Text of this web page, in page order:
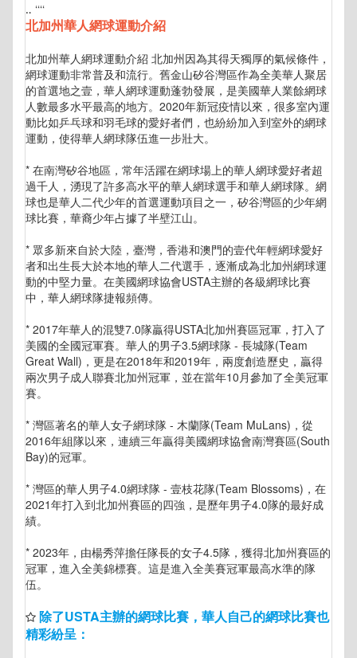
‥ ‘‘‘‘
北加州華人網球運動介紹
北加州華人網球運動介紹 北加州因為其得天獨厚的氣候條件，
網球運動非常普及和流行。舊金山矽谷灣區作為全美華人聚居
的首選地之壹，華人網球運動蓬勃發展，是美國華人業餘網球
人數最多水平最高的地方。2020年新冠疫情以來，很多室內運
動比如乒乓球和羽毛球的愛好者們，也紛紛加入到室外的網球
運動，使得華人網球隊伍進一步壯大。
* 在南灣矽谷地區，常年活躍在網球場上的華人網球愛好者超
過千人，湧現了許多高水平的華人網球選手和華人網球隊。網
球也是華人二代少年的首選運動項目之一，矽谷灣區的少年網
球比賽，華裔少年占據了半壁江山。
* 眾多新來自於大陸，臺灣，香港和澳門的壹代年輕網球愛好
者和出生長大於本地的華人二代選手，逐漸成為北加州網球運
動的中堅力量。在美國網球協會USTA主辦的各級網球比賽
中，華人網球隊捷報頻傳。
* 2017年華人的混雙7.0隊贏得USTA北加州賽區冠軍，打入了
美國的全國冠軍賽。華人的男子3.5網球隊 - 長城隊(Team
Great Wall)，更是在2018年和2019年，兩度創造歷史，贏得
兩次男子成人聯賽北加州冠軍，並在當年10月參加了全美冠軍
賽。
* 灣區著名的華人女子網球隊 - 木蘭隊(Team MuLans)，從
2016年組隊以來，連續三年贏得美國網球協會南灣賽區(South
Bay)的冠軍。
* 灣區的華人男子4.0網球隊 - 壹枝花隊(Team Blossoms)，在
2021年打入到北加州賽區的四強，是歷年男子4.0隊的最好成
績。
* 2023年，由楊秀萍擔任隊長的女子4.5隊，獲得北加州賽區的
冠軍，進入全美錦標賽。這是進入全美賽冠軍最高水準的隊
伍。
除了USTA主辦的網球比賽，華人自己的網球比賽也
精彩紛呈：